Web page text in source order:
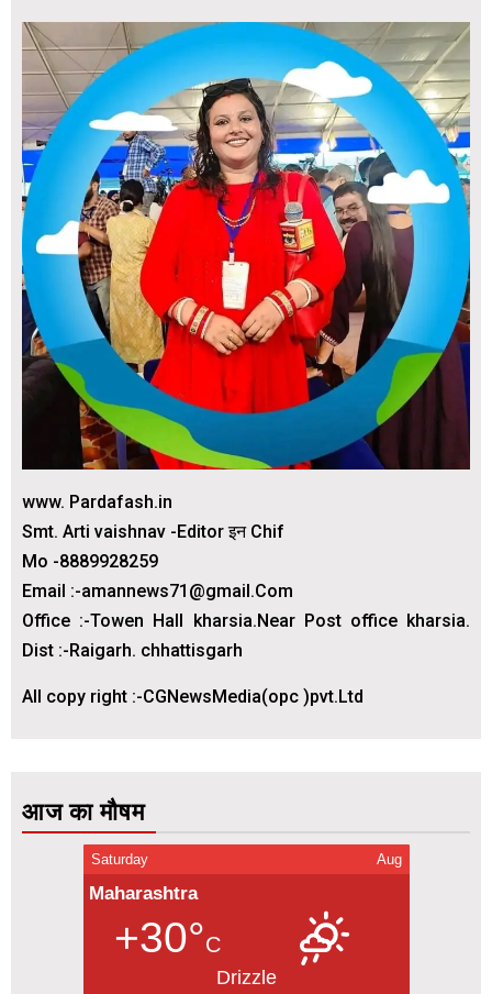
www. Pardafash.in
Smt. Arti vaishnav -Editor इन Chif
Mo -8889928259
Email :-amannews71@gmail.Com
Office :-Towen Hall kharsia.Near Post office kharsia.
Dist :-Raigarh. chhattisgarh
All copy right :-CGNewsMedia(opc )pvt.Ltd
आज का मौषम
Saturday Aug
Maharashtra
+30°C
Drizzle